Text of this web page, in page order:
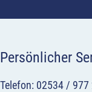
Persönlicher
Telefon: 02534 / 977